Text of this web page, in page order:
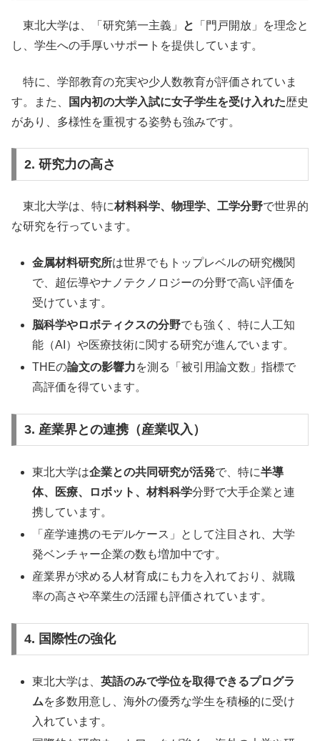
東北大学は、「研究第一主義」 と
「門戸開放」を理念と
し、学生への手厚いサポートを提供しています。
特に、学部教育の充実や少人数教育が評価されていま
す。また、
国内初の大学入試に女子学生を受け入れた歴史
があり、多様性を重視する姿勢も強みです。
2. 研究力の高さ
東北大学は、特に材料科学、物理学、工学分野で世界的
な研究を行っています。
金属材料研究所は世界でもトップレベルの研究機関
で、超伝導やナノテクノロジーの分野で高い評価を
受けています。
脳科学やロボティクスの分野でも強く、特に人工知
能（AI）や医療技術に関する研究が進んでいます。
THEの論文の影響力を測る「被引用論文数」指標で
高評価を得ています。
3. 産業界との連携（産業収入）
東北大学は企業との共同研究が活発で、特に半導
体、医療、ロボット、材料科学分野で大手企業と連
携しています。
「産学連携のモデルケース」として注目され、大学
発ベンチャー企業の数も増加中です。
産業界が求める人材育成にも力を入れており、就職
率の高さや卒業生の活躍も評価されています。
4. 国際性の強化
東北大学は、英語のみで学位を取得できるプログラ
ムを多数用意し、海外の優秀な学生を積極的に受け
入れています。